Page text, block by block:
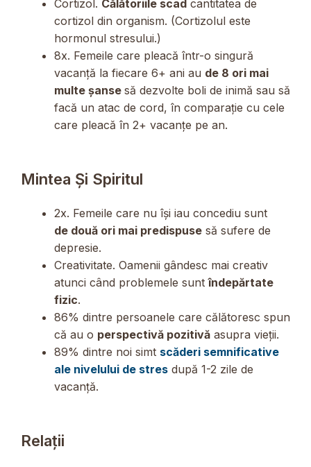
Cortizol. Călătoriile scad cantitatea de
cortizol din organism. (Cortizolul este
hormonul stresului.)
8x. Femeile care pleacă într-o singură
vacanță la fiecare 6+ ani au de 8 ori mai
multe șanse să dezvolte boli de inimă sau să
facă un atac de cord, în comparație cu cele
care pleacă în 2+ vacanțe pe an.
Mintea Și Spiritul
2x. Femeile care nu își iau concediu sunt
de două ori mai predispuse să sufere de
depresie.
Creativitate. Oamenii gândesc mai creativ
atunci când problemele suntîndepărtate
fizic.
86% dintre persoanele care călătoresc spun
că au o perspectivă pozitivă asupra vieții.
89% dintre noi simt scăderi semnificative
ale nivelului de stres după 1-2 zile de
vacanță.
Relații